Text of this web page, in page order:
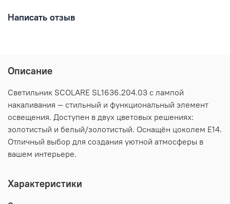
Написать отзыв
Описание
Светильник SCOLARE SL1636.204.03 с лампой
накаливания — стильный и функциональный элемент
освещения. Доступен в двух цветовых решениях:
золотистый и белый/золотистый. Оснащён цоколем E14.
Отличный выбор для создания уютной атмосферы в
вашем интерьере.
Характеристики